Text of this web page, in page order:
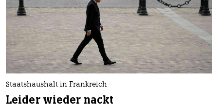
Staatshaushalt in Frankreich
Leider wieder nackt